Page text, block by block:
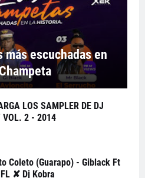
más escuchadas en
LOS SAMPLER DE DJ
VOL. 2 - 2014
Coleto (Guarapo) - Giblack Ft
✘ Dj Kobra